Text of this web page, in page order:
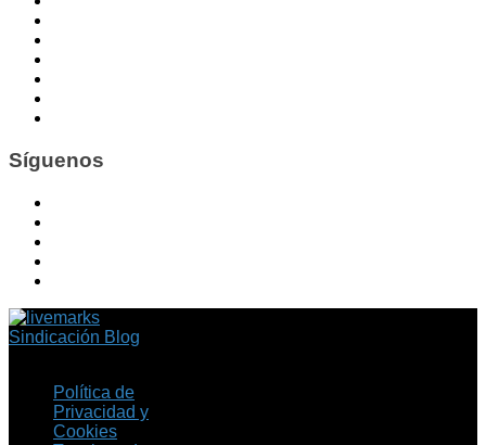
Síguenos
Sindicación Blog
Política de
Privacidad y
Cookies